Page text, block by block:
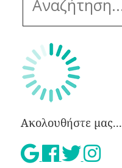
Ακολουθήστε μας...